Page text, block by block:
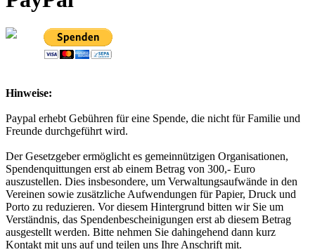
Hinweise:
Paypal erhebt Gebühren für eine Spende, die nicht für Familie und
Freunde durchgeführt wird.
Der Gesetzgeber ermöglicht es gemeinnützigen Organisationen,
Spendenquittungen erst ab einem Betrag von 300,- Euro
auszustellen. Dies insbesondere, um Verwaltungsaufwände in den
Vereinen sowie zusätzliche Aufwendungen für Papier, Druck und
Porto zu reduzieren. Vor diesem Hintergrund bitten wir Sie um
Verständnis, das Spendenbescheinigungen erst ab diesem Betrag
ausgestellt werden. Bitte nehmen Sie dahingehend dann kurz
Kontakt mit uns auf und teilen uns Ihre Anschrift mit.